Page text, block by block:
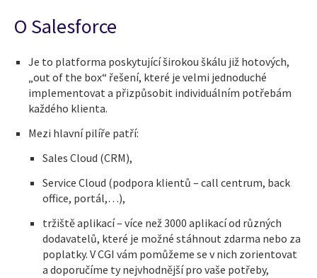
O Salesforce
Je to platforma poskytující širokou škálu již hotových,
„out of the box“ řešení, které je velmi jednoduché
implementovat a přizpůsobit individuálním potřebám
každého klienta.
Mezi hlavní pilíře patří:
Sales Cloud (CRM),
Service Cloud (podpora klientů – call centrum, back
office, portál,…),
tržiště aplikací – více než 3000 aplikací od různých
dodavatelů, které je možné stáhnout zdarma nebo za
poplatky. V CGI vám pomůžeme se v nich zorientovat
a doporučíme ty nejvhodnější pro vaše potřeby,